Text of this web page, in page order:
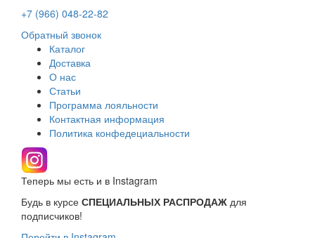
+7 (966) 048-22-82
Обратный звонок
Каталог
Доставка
О нас
Статьи
Программа лояльности
Контактная информация
Политика конфедециальности
Теперь мы есть и в Instagram
Будь в курсе СПЕЦИАЛЬНЫХ РАСПРОДАЖ для
подписчиков!